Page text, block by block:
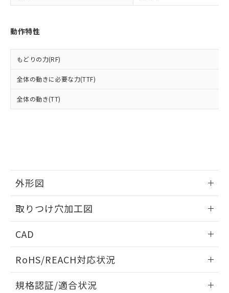
動作特性
もどりの力(RF)
全体の動きに必要な力(TTF)
全体の動き(TT)
外形図
取りつけ穴加工図
CAD
ドすることができます。
RoHS/REACH対応状況
規格認証/適合状況
EU RoHS指令（10物質）の非含有証明書
ものではありません。
また、RoHS指令のフタル酸エステル類４
荷製品に未対応品が混在することから備考
既に当社にて対応品への在庫切替を完了